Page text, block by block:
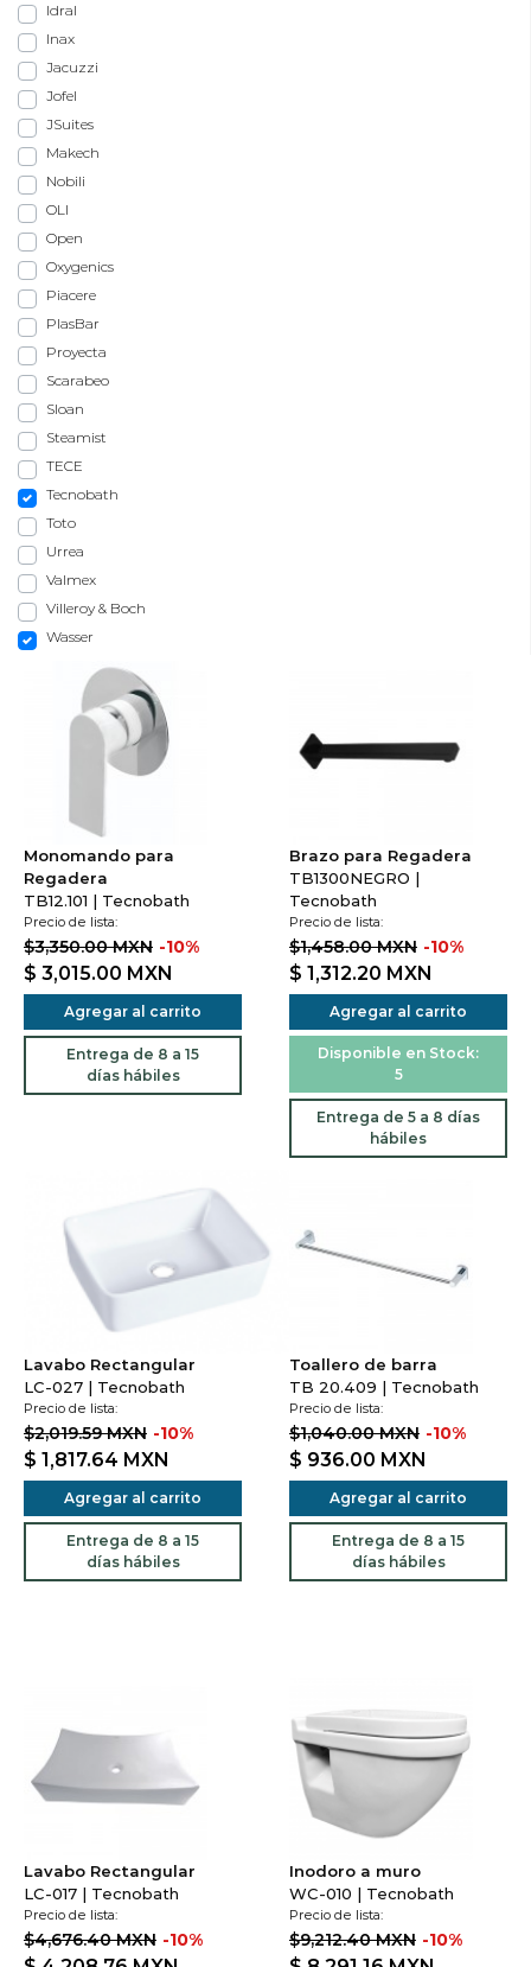
Idral
Inax
Jacuzzi
Jofel
JSuites
Makech
Nobili
OLI
Open
Oxygenics
Piacere
PlasBar
Proyecta
Scarabeo
Sloan
Steamist
TECE
Tecnobath
Toto
Urrea
Valmex
Villeroy & Boch
Wasser
Monomando para
Regadera
TB12.101 | Tecnobath
Precio de lista:
$3,350.00 MXN -10%
$ 3,015.00 MXN
Agregar al carrito
Entrega de 8 a 15
días hábiles
Brazo para Regadera
TB1300NEGRO |
Tecnobath
Precio de lista:
$1,458.00 MXN -10%
$ 1,312.20 MXN
Agregar al carrito
Disponible en Stock:
5
Entrega de 5 a 8 días
hábiles
Lavabo Rectangular
LC-027 | Tecnobath
Precio de lista:
$2,019.59 MXN -10%
$ 1,817.64 MXN
Agregar al carrito
Entrega de 8 a 15
días hábiles
Toallero de barra
TB 20.409 | Tecnobath
Precio de lista:
$1,040.00 MXN -10%
$ 936.00 MXN
Agregar al carrito
Entrega de 8 a 15
días hábiles
Lavabo Rectangular
LC-017 | Tecnobath
Precio de lista:
$4,676.40 MXN -10%
Inodoro a muro
WC-010 | Tecnobath
Precio de lista:
$9,212.40 MXN -10%